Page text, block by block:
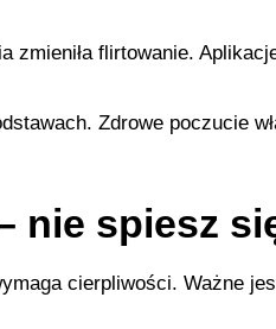
zmieniła flirtowanie.
Zdrowe poczucie
nie spiesz
cierpliwości. Ważne